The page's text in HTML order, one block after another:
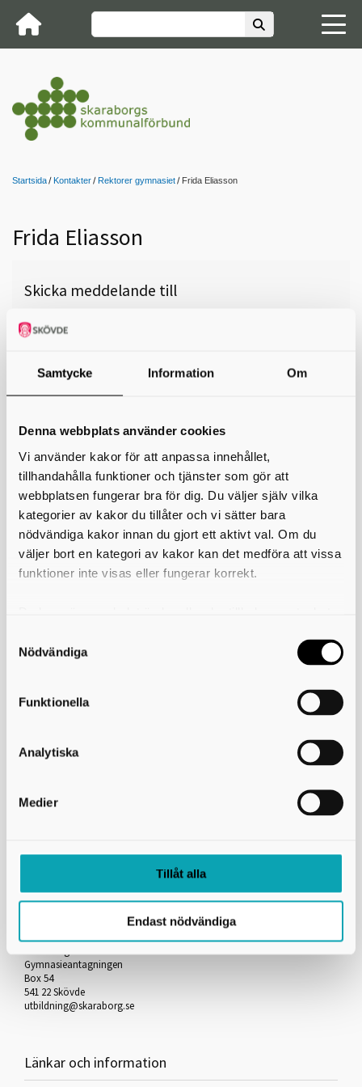
Samtycke Information Om
Denna webbplats använder cookies
Vi använder kakor för att anpassa innehållet,
tillhandahålla funktioner och tjänster som gör att
webbplatsen fungerar bra för dig. Du väljer själv vilka
kategorier av kakor du tillåter och vi sätter bara
nödvändiga kakor innan du gjort ett aktivt val. Om du
väljer bort en kategori av kakor kan det medföra att vissa
funktioner inte visas eller fungerar korrekt.
användning av kakor som du hittar längst ner på sidan
Nödvändiga
Funktionella
Analytiska
Medier
Tillåt alla
Endast nödvändiga
Startsida Kontakter Rektorer gymnasiet Frida Eliasson
Frida Eliasson
Skicka meddelande till
(BF, IN, MX, TE), Mariestad, 0501-
*Ditt namn
Din e-postadress
Telefon
*Ämne
*Meddelande
Skicka kopia på mejlet till dig själv
Gymnasieantagningen
Box 54
541 22 Skövde
utbildning@skaraborg.se
Länkar och information